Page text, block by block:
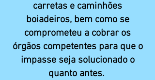
carretas e caminhões
boiadeiros, bem como se
comprometeu a cobrar os
órgãos competentes para que o
impasse seja solucionado o
quanto antes.